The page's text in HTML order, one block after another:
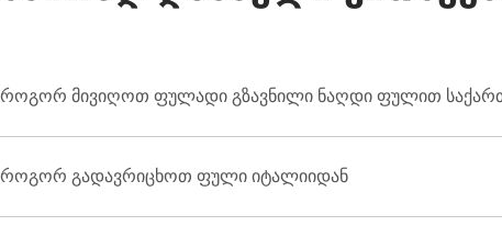
როგორ მივიღოთ ფულადი გზავნილი ნაღდი ფულით
როგორ გადავრიცხოთ ფული იტალიიდან